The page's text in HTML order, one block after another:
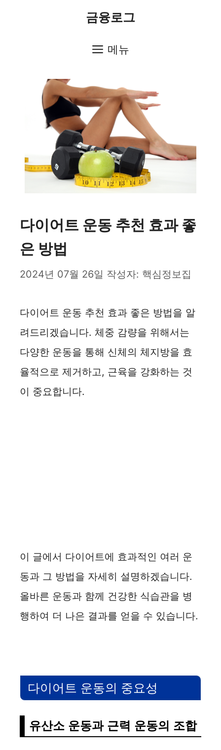
금융로그
메뉴
다이어트 운동 추천 효과 좋
은 방법
2024년 07월 26일 작성자: 핵심정보집
다이어트 운동 추천 효과 좋은 방법을 알
려드리겠습니다. 체중 감량을 위해서는
다양한 운동을 통해 신체의 체지방을 효
율적으로 제거하고, 근육을 강화하는 것
이 중요합니다.
이 글에서 다이어트에 효과적인 여러 운
동과 그 방법을 자세히 설명하겠습니다.
올바른 운동과 함께 건강한 식습관을 병
행하여 더 나은 결과를 얻을 수 있습니다.
다이어트 운동의 중요성
유산소 운동과 근력 운동의 조합